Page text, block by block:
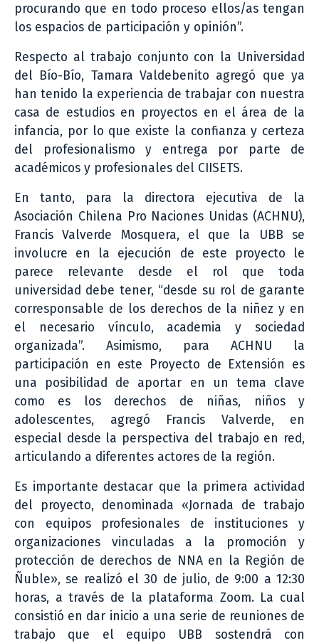
procurando que en todo proceso ellos/as tengan
los espacios de participación y opinión”.
Respecto al trabajo conjunto con la Universidad
del Bío-Bío, Tamara Valdebenito agregó que ya
han tenido la experiencia de trabajar con nuestra
casa de estudios en proyectos en el área de la
infancia, por lo que existe la confianza y certeza
del profesionalismo y entrega por parte de
académicos y profesionales del CIISETS.
En tanto, para la directora ejecutiva de la
Asociación Chilena Pro Naciones Unidas (ACHNU),
Francis Valverde Mosquera, el que la UBB se
involucre en la ejecución de este proyecto le
parece relevante desde el rol que toda
universidad debe tener, “desde su rol de garante
corresponsable de los derechos de la niñez y en
el necesario vínculo, academia y sociedad
organizada”. Asimismo, para ACHNU la
participación en este Proyecto de Extensión es
una posibilidad de aportar en un tema clave
como es los derechos de niñas, niños y
adolescentes, agregó Francis Valverde, en
especial desde la perspectiva del trabajo en red,
articulando a diferentes actores de la región.
Es importante destacar que la primera actividad
del proyecto, denominada «Jornada de trabajo
con equipos profesionales de instituciones y
organizaciones vinculadas a la promoción y
protección de derechos de NNA en la Región de
Ñuble», se realizó el 30 de julio, de 9:00 a 12:30
horas, a través de la plataforma Zoom. La cual
consistió en dar inicio a una serie de reuniones de
trabajo que el equipo UBB sostendrá con